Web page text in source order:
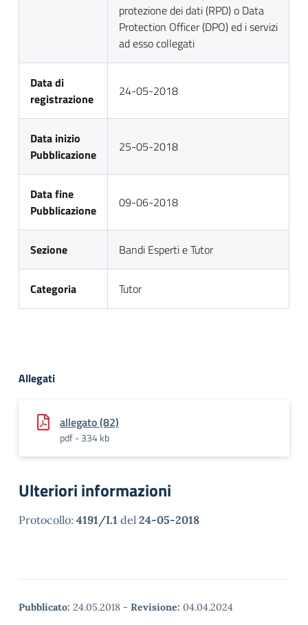
protezione dei dati (RPD) o Data
Protection Officer (DPO) ed i servizi
ad esso collegati
Data di
registrazione
24-05-2018
Data inizio
Pubblicazione
25-05-2018
Data fine
Pubblicazione
09-06-2018
Sezione Bandi Esperti e Tutor
Categoria Tutor
Allegati
allegato (82)
pdf - 334 kb
Ulteriori informazioni
Protocollo: 4191/I.1 del 24-05-2018
Pubblicato: 24.05.2018 - Revisione: 04.04.2024